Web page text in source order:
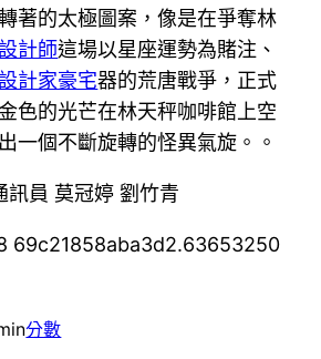
著的太極圖案，像是在爭奪林
計師這場以星座運勢為賭注、
計家豪宅器的荒唐戰爭，正式
色的光芒在林天秤咖啡館上空
一個不斷旋轉的怪異氣旋。。
訊員 莫冠婷 劉竹青
69c21858aba3d2.63653250
分數